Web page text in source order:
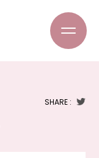
SHARE :